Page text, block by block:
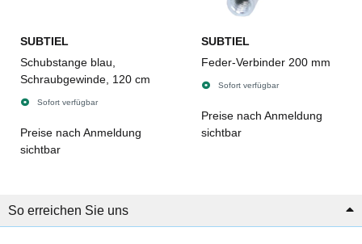
SUBTIEL
Schubstange blau,
Schraubgewinde, 120 cm
Sofort verfügbar
Preise nach Anmeldung
sichtbar
SUBTIEL
Feder-Verbinder 200 mm
Sofort verfügbar
Preise nach Anmeldung
sichtbar
So erreichen Sie uns